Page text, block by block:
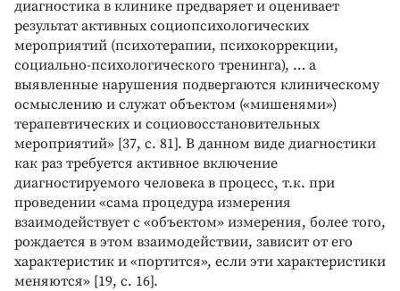
диагностика в клинике предваряет и оценивает
результат активных социопсихологических
мероприятий (психотерапии, психокоррекции,
социально-психологического тренинга), … а
выявленные нарушения подвергаются клиническому
осмыслению и служат объектом («мишенями»)
терапевтических и социовосстановительных
мероприятий» [37, с. 81]. В данном виде диагностики
как раз требуется активное включение
диагностируемого человека в процесс, т.к. при
проведении «сама процедура измерения
взаимодействует с «объектом» измерения, более того,
рождается в этом взаимодействии, зависит от его
характеристик и «портится», если эти характеристики
меняются» [19, с. 16].